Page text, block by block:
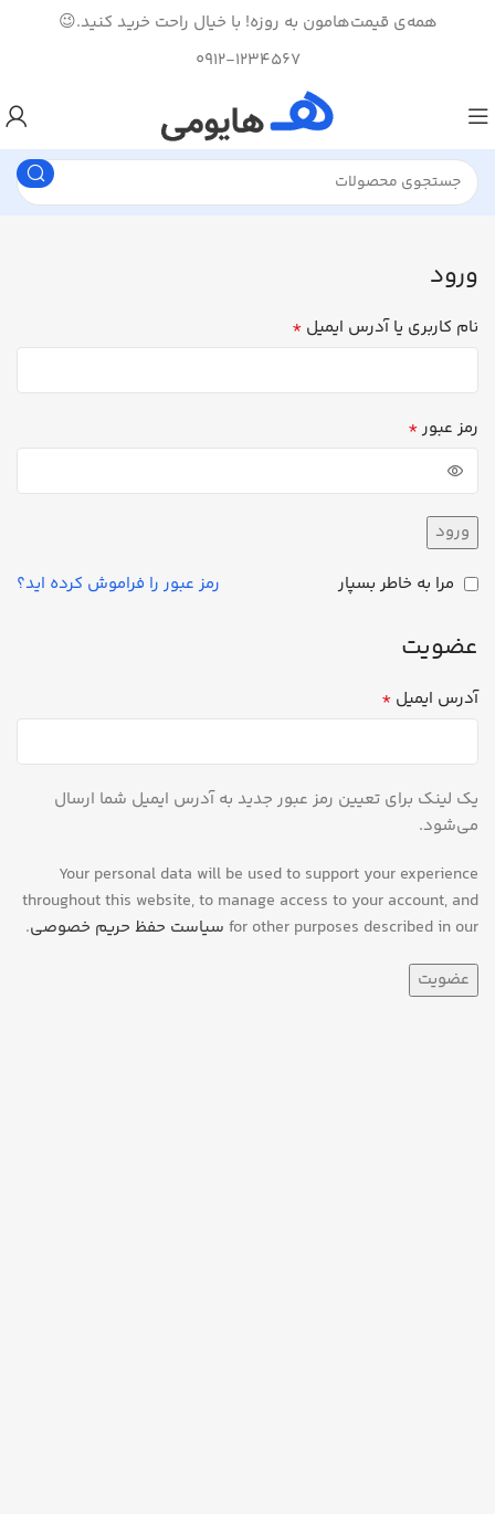
همه‌ی قیمت‌هامون به روزه! با خیال راحت خرید کنید.😉
0912-1234567
ورود
نام کاربری یا آدرس ایمیل *
رمز عبور*
ورود
رمز عبور را فراموش کرده اید؟ مرا به خاطر بسپار
عضویت
آدرس ایمیل *
یک لینک برای تعیین رمز عبور جدید به آدرس ایمیل شما ارسال
می‌شود.
Your personal data will be used to support your experience
throughout this website, to manage access to your account, and
for other purposes described in our سیاست حفظ حریم خصوصی.
عضویت